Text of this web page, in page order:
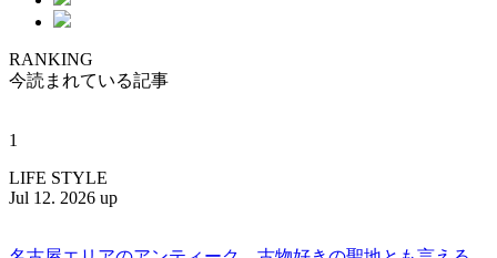
RANKING
今読まれている記事
1
LIFE STYLE
Jul 12. 2026 up